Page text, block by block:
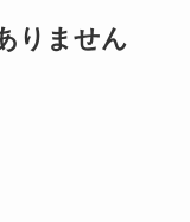
りません